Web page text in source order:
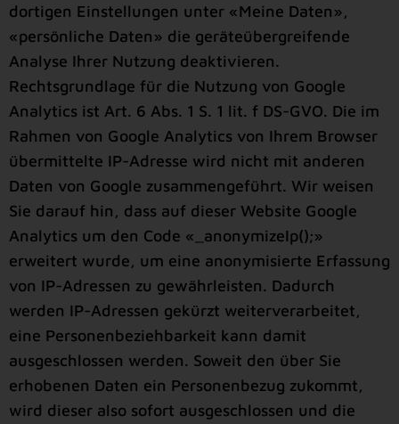
dortigen Einstellungen unter «Meine Daten»,
«persönliche Daten» die geräteübergreifende
Analyse Ihrer Nutzung deaktivieren.
Rechtsgrundlage für die Nutzung von Google
Analytics ist Art. 6 Abs. 1 S. 1 lit. f DS-GVO. Die im
Rahmen von Google Analytics von Ihrem Browser
übermittelte IP-Adresse wird nicht mit anderen
Daten von Google zusammengeführt. Wir weisen
Sie darauf hin, dass auf dieser Website Google
Analytics um den Code «_anonymizeIp();»
erweitert wurde, um eine anonymisierte Erfassung
von IP-Adressen zu gewährleisten. Dadurch
werden IP-Adressen gekürzt weiterverarbeitet,
eine Personenbeziehbarkeit kann damit
ausgeschlossen werden. Soweit den über Sie
erhobenen Daten ein Personenbezug zukommt,
wird dieser also sofort ausgeschlossen und die